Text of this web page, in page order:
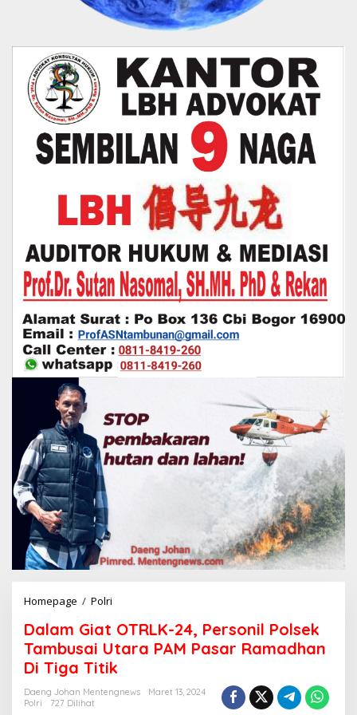
Homepage / Polri
a
m
G
a
Dalam Giat OTRLK-24, Personil Polsek
Tambusai Utara PAM Pasar Ramadhan
Di Tiga Titik
Daeng Johan Mentengnews
Maret 13, 2024
Polri
727 Dilihat